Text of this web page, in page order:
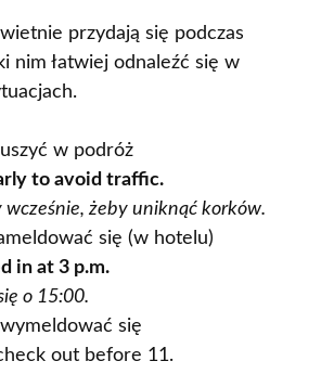
przydają się podczas
nim łatwiej odnaleźć się w
w podróż
to avoid traffic.
wcześnie, żeby uniknąć korków.
się (w hotelu)
in at 3 p.m.
o 15:00.
się
out before 11.